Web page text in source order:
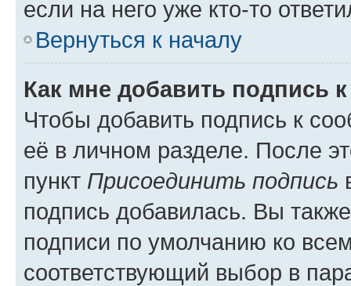
если на него уже кто-то
Вернуться к началу
Как мне добавить подпись
Чтобы добавить подпись к
её в личном разделе. После
пункт Присоединить подпись
подпись добавилась. Вы
подписи по умолчанию ко
соответствующий выбор в